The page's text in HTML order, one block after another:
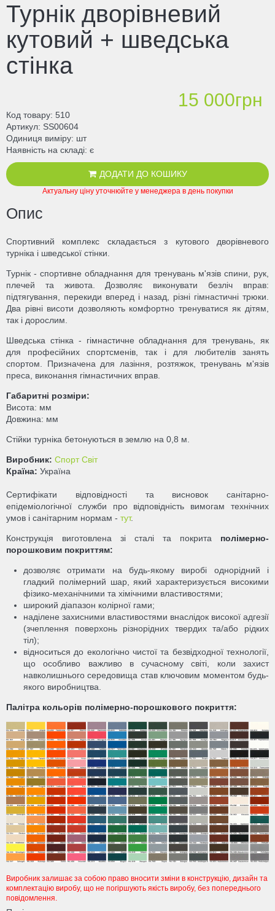
Турнік дворівневий
кутовий + шведська
стінка
15 000грн
Код товару 510
Артикул SS00604
Одиниця виміру шт
Наявність на складі є
ДОДАТИ ДО КОШИКУ
Актуальну ціну уточнюйте у менеджера в день покупки
Опис
Спортивний комплекс складається з кутового дворівневого
турніка і шведської стінки.
Турнік - спортивне обладнання для тренувань м'язів спини, рук,
плечей та живота. Дозволяє виконувати безліч вправ:
підтягування, перекиди вперед і назад, різні гімнастичні трюки.
Два рівні висоти дозволяють комфортно тренуватися як дітям,
так і дорослим.
Шведська стінка - гімнастичне обладнання для тренувань, як
для професійних спортсменів, так і для любителів занять
спортом. Призначена для лазіння, розтяжок, тренувань м'язів
преса, виконання гімнастичних вправ.
Габаритні розміри:
Висота: мм
Довжина: мм
Стійки турніка бетонуються в землю на 0,8 м.
Виробник: Спорт Світ
Країна: Україна
Сертифікати відповідності та висновок санітарно-
епідеміологічної служби про відповідність вимогам технічних
умов і санітарним нормам - тут.
Конструкція виготовлена зі сталі та покрита полімерно-
порошковим покриттям:
дозволяє отримати на будь-якому виробі однорідний і
гладкий полімерний шар, який характеризується високими
фізико-механічними та хімічними властивостями;
широкий діапазон колірної гами;
наділене захисними властивостями внаслідок високої адгезії
(зчеплення поверхонь різнорідних твердих та/або рідких
тіл);
відноситься до екологічно чистої та безвідходної технології,
що особливо важливо в сучасному світі, коли захист
навколишнього середовища став ключовим моментом будь-
якого виробництва.
Палітра кольорів полімерно-порошкового покриття:
Виробник залишає за собою право вносити зміни в конструкцію, дизайн та
комплектацію виробу, що не погіршують якість виробу, без попереднього
повідомлення.